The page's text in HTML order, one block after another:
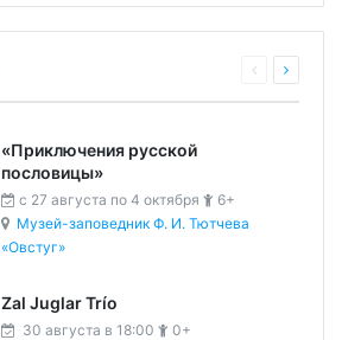
«Приключения русской
пословицы»
c 27 августа по 4 октября
6+
Музей-заповедник Ф. И. Тютчева
«Овстуг»
Zal Juglar Trío
30 августа в 18:00
0+